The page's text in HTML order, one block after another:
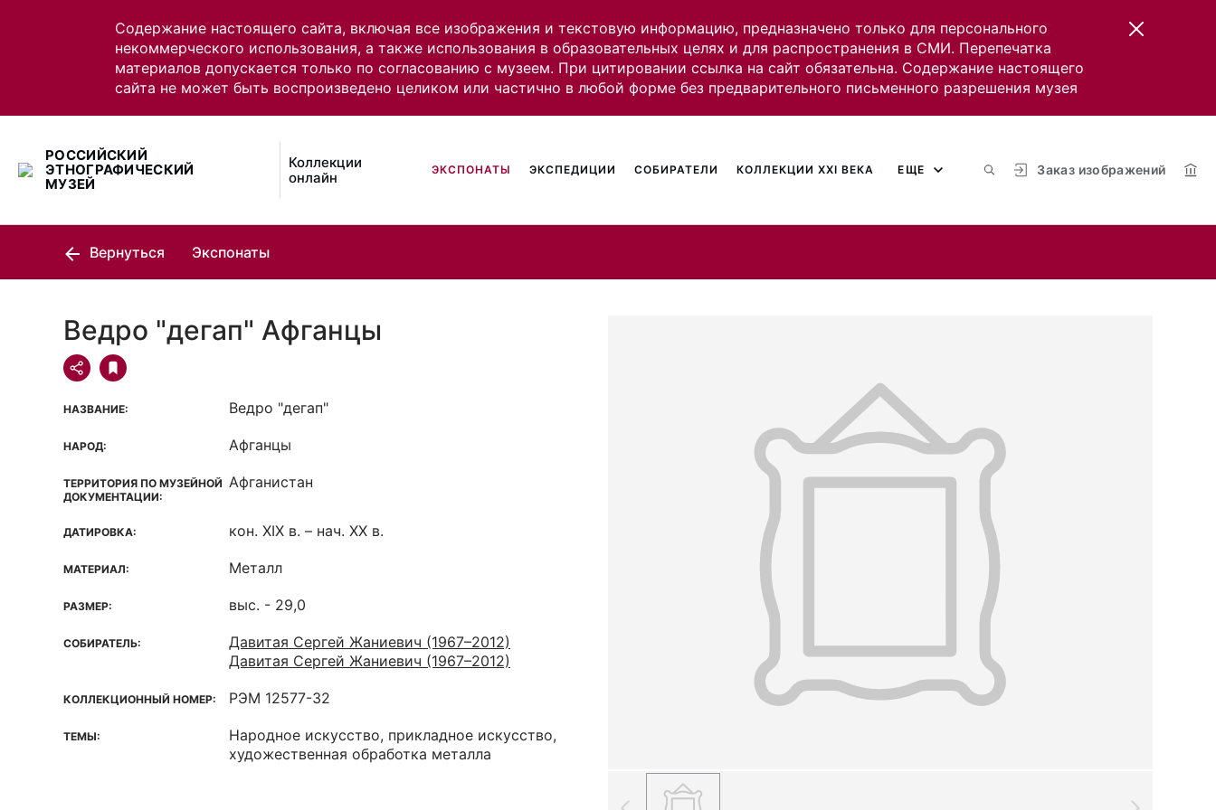
Содержание настоящего сайта, включая все изображения и текстовую информацию, предназначено только для персонального
некоммерческого использования, а также использования в образовательных целях и для распространения в СМИ. Перепечатка
материалов допускается только по согласованию с музеем. При цитировании ссылка на сайт обязательна. Содержание настоящего
сайта не может быть воспроизведено целиком или частично в любой форме без предварительного письменного разрешения музея
РОССИЙСКИЙ
ЭТНОГРАФИЧЕСКИЙ
МУЗЕЙ
Коллекции
онлайн
Заказ изображений
ЭКСПОНАТЫ ЭКСПЕДИЦИИ СОБИРАТЕЛИ КОЛЛЕКЦИИ XXI ВЕКА ЕЩЕ
Вернуться Экспонаты
Ведро "дегап" Афганцы
НАЗВАНИЕ: Ведро "дегап"
НАРОД: Афганцы
ТЕРРИТОРИЯ ПО МУЗЕЙНОЙ
ДОКУМЕНТАЦИИ:
Афганистан
ДАТИРОВКА: кон. XIX в. – нач. XX в.
МАТЕРИАЛ: Металл
РАЗМЕР: выс. - 29,0
СОБИРАТЕЛЬ:
Давитая Сергей Жаниевич (1967–2012)
Давитая Сергей Жаниевич (1967–2012)
КОЛЛЕКЦИОННЫЙ НОМЕР: РЭМ 12577-32
ТЕМЫ:
Народное искусство, прикладное искусство,
художественная обработка металла